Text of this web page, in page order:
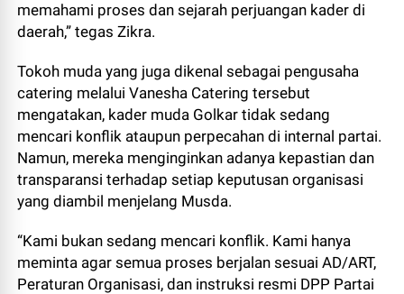
memahami proses dan sejarah perjuangan kader di
daerah,” tegas Zikra.
Tokoh muda yang juga dikenal sebagai pengusaha
catering melalui Vanesha Catering tersebut
mengatakan, kader muda Golkar tidak sedang
mencari konflik ataupun perpecahan di internal partai.
Namun, mereka menginginkan adanya kepastian dan
transparansi terhadap setiap keputusan organisasi
yang diambil menjelang Musda.
“Kami bukan sedang mencari konflik. Kami hanya
meminta agar semua proses berjalan sesuai AD/ART,
Peraturan Organisasi, dan instruksi resmi DPP Partai